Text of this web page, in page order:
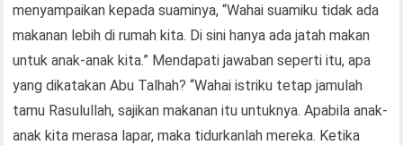
menyampaikan kepada suaminya, “Wahai suamiku tidak ada
makanan lebih di rumah kita. Di sini hanya ada jatah makan
untuk anak-anak kita.” Mendapati jawaban seperti itu, apa
yang dikatakan Abu Talhah? “Wahai istriku tetap jamulah
tamu Rasulullah, sajikan makanan itu untuknya. Apabila anak-
anak kita merasa lapar, maka tidurkanlah mereka. Ketika